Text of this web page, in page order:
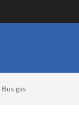
Bus gas